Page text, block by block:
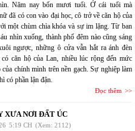
Năm nay bốn mươi tuổi. Ở cái tuổi mà
đã có con vào đại học, cô trở về căn hộ của
một chùm chìa khóa và sự im lặng. Từ ban
nhìn xuống, thành phố đêm nào cũng sáng
ngược, những ô cửa vẫn hắt ra ánh đèn
căn hộ của Lan, nhiều lúc rộng đến mức
của chính mình trên nền gạch. Sự nghiệp làm
có phần lận đận.
Đọc thêm
XƯA NƠI ĐẤT ÚC
5:19 CH (Xem: 2112)